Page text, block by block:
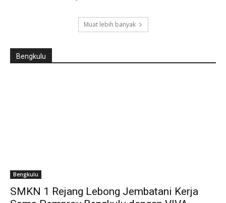
Muat lebih banyak
Bengkulu
Bengkulu
SMKN 1 Rejang Lebong Jembatani Kerja